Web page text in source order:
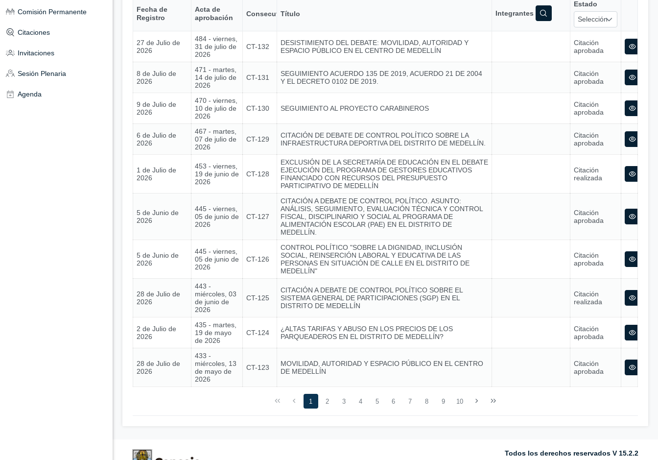
Comisión Permanente
Citaciones
Invitaciones
Sesión Plenaria
Agenda
Fecha de
Registro
Acta de
aprobación
ConsecutivoTítulo Integrantes
Estado
Selección
27 de Julio de
2026
484 - viernes,
31 de julio de
2026
CT-132
DESISTIMIENTO DEL DEBATE: MOVILIDAD, AUTORIDAD Y
ESPACIO PÚBLICO EN EL CENTRO DE MEDELLÍN
Citación
aprobada
8 de Julio de
2026
471 - martes,
14 de julio de
2026
CT-131
SEGUIMIENTO ACUERDO 135 DE 2019, ACUERDO 21 DE 2004
Y EL DECRETO 0102 DE 2019.
Citación
aprobada
9 de Julio de
2026
470 - viernes,
10 de julio de
2026
CT-130 SEGUIMIENTO AL PROYECTO CARABINEROS
Citación
aprobada
6 de Julio de
2026
467 - martes,
07 de julio de
2026
CT-129
CITACIÓN DE DEBATE DE CONTROL POLÍTICO SOBRE LA
INFRAESTRUCTURA DEPORTIVA DEL DISTRITO DE MEDELLÍN.
Citación
aprobada
1 de Julio de
2026
453 - viernes,
19 de junio de
2026
CT-128
EXCLUSIÓN DE LA SECRETARÍA DE EDUCACIÓN EN EL DEBATE
EJECUCIÓN DEL PROGRAMA DE GESTORES EDUCATIVOS
FINANCIADO CON RECURSOS DEL PRESUPUESTO
PARTICIPATIVO DE MEDELLÍN
Citación
realizada
5 de Junio de
2026
445 - viernes,
05 de junio de
2026
CT-127
CITACIÓN A DEBATE DE CONTROL POLÍTICO. ASUNTO:
ANÁLISIS, SEGUIMIENTO, EVALUACIÓN TÉCNICA Y CONTROL
FISCAL, DISCIPLINARIO Y SOCIAL AL PROGRAMA DE
ALIMENTACIÓN ESCOLAR (PAE) EN EL DISTRITO DE
MEDELLÍN.
Citación
aprobada
5 de Junio de
2026
445 - viernes,
05 de junio de
2026
CT-126
CONTROL POLÍTICO "SOBRE LA DIGNIDAD, INCLUSIÓN
SOCIAL, REINSERCIÓN LABORAL Y EDUCATIVA DE LAS
PERSONAS EN SITUACIÓN DE CALLE EN EL DISTRITO DE
MEDELLÍN"
Citación
aprobada
28 de Julio de
2026
443 -
miércoles, 03
de junio de
2026
CT-125
CITACIÓN A DEBATE DE CONTROL POLÍTICO SOBRE EL
SISTEMA GENERAL DE PARTICIPACIONES (SGP) EN EL
DISTRITO DE MEDELLÍN
Citación
realizada
2 de Julio de
2026
435 - martes,
19 de mayo
de 2026
CT-124
¿ALTAS TARIFAS Y ABUSO EN LOS PRECIOS DE LOS
PARQUEADEROS EN EL DISTRITO DE MEDELLÍN?
Citación
aprobada
28 de Julio de
2026
433 -
miércoles, 13
de mayo de
2026
CT-123
MOVILIDAD, AUTORIDAD Y ESPACIO PÚBLICO EN EL CENTRO
DE MEDELLÍN
Citación
aprobada
1 2 3 4 5 6 7 8 9 10
Todos los derechos reservados V 15.2.2